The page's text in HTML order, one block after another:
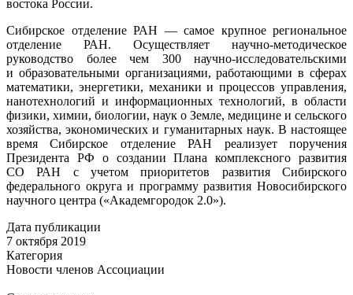
востока России.
Сибирское отделение РАН — самое крупное региональное
отделение РАН. Осуществляет научно-методическое
руководство более чем 300 научно-исследовательскими
и образовательными организациями, работающими в сферах
математики, энергетики, механики и процессов управления,
нанотехнологий и информационных технологий, в области
физики, химии, биологии, наук о Земле, медицине и сельского
хозяйства, экономических и гуманитарных наук. В настоящее
время Сибирское отделение РАН реализует поручения
Президента РФ о создании Плана комплексного развития
СО РАН с учетом приоритетов развития Сибирского
федерального округа и программу развития Новосибирского
научного центра («Академгородок 2.0»).
Дата публикации
7 октября 2019
Категория
Новости членов Ассоциации